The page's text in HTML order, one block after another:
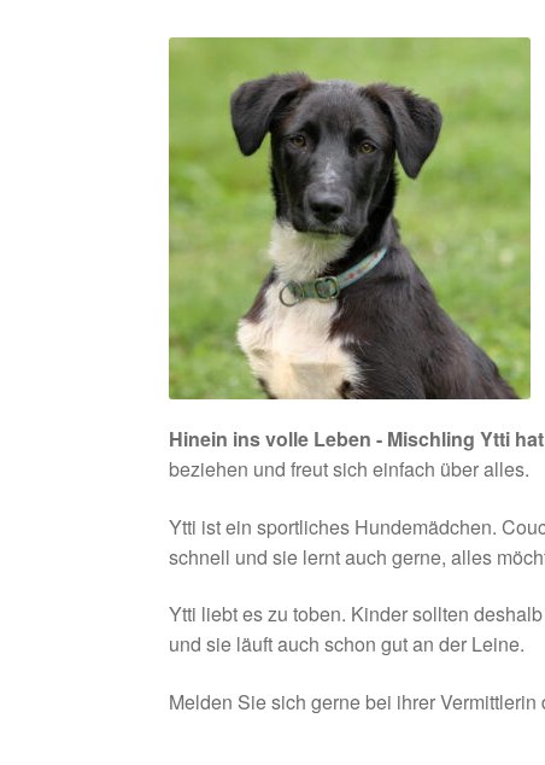
Hinein ins volle Leben - Mischling Ytti
beziehen und freut sich einfach über alles.
Ytti ist ein sportliches Hundemädchen.
schnell und sie lernt auch gerne, alles
Ytti liebt es zu toben. Kinder sollten
und sie läuft auch schon gut an der Leine.
Melden Sie sich gerne bei ihrer Vermittlerin